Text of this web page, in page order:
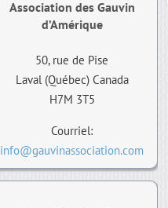
Association des Gauvin
d’Amérique
50, rue de Pise
Laval (Québec) Canada
H7M 3T5
Courriel:
info@gauvinassociation.com